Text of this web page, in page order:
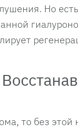
Но
то без